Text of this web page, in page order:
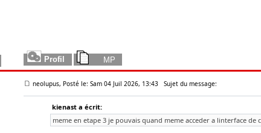
neolupus, Posté le: Sam 04 Juil 2026, 13:43 Sujet du message:
kienast a écrit:
meme en etape 3 je pouvais quand meme acceder a linterface